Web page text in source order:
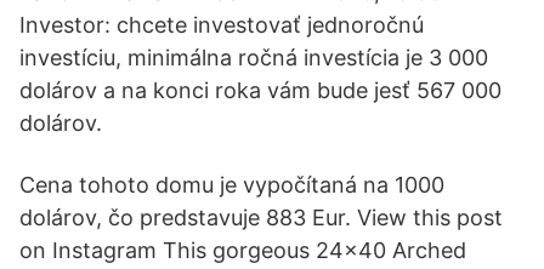
Investor: chcete investovať jednoročnú
investíciu, minimálna ročná investícia je 3 000
dolárov a na konci roka vám bude jesť 567 000
dolárov.
Cena tohoto domu je vypočítaná na 1000
dolárov, čo predstavuje 883 Eur. View this post
on Instagram This gorgeous 24×40 Arched